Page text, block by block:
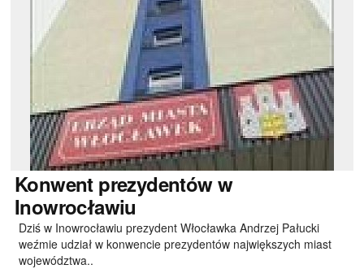
Konwentprezydentów w
Inowrocławiu
Dziś w Inowrocławiu prezydent Włocławka Andrzej Pałucki
weźmie udział w konwencie prezydentów największych miast
województwa..